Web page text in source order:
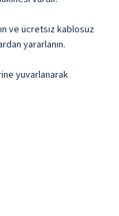
ve ücretsiz kablosuz
yararlanın.
yuvarlanarak